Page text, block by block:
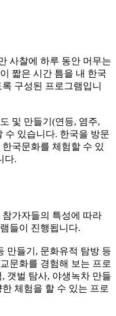
사찰에 하루 동안 머무는
짧은 시간 틈을 내 한국
구성된 프로그램입니
및 만들기(연등, 염주,
수 있습니다. 한국을 방문
국문화를 체험할 수 있
다.
가자들의 특성에 따라
들이 진행됩니다.
만들기, 문화유적 탐방 등
문화를 경험해 보는 프로
갯벌 탐사, 야생녹차 만들
체험을 할 수 있는 프로